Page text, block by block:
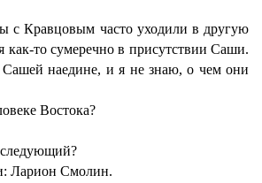
с Кравцовым часто уходили в другую
как-то сумеречно в присутствии Саши.
Сашей наедине, и я не знаю, о чем они
Востока?
Смолин.